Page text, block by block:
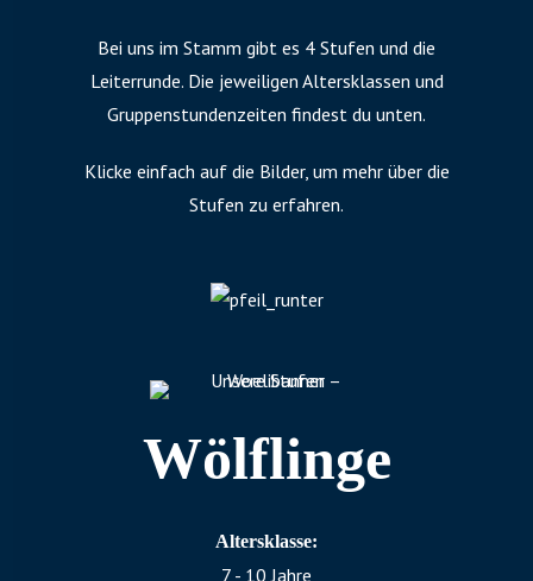
Bei uns im Stamm gibt es 4 Stufen und die
Leiterrunde. Die jeweiligen Altersklassen und
Gruppenstundenzeiten findest du unten.
Klicke einfach auf die Bilder, um mehr über die
Stufen zu erfahren.
Wölflinge
Altersklasse:
7 - 10 Jahre